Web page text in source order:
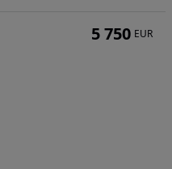
5 750 EUR